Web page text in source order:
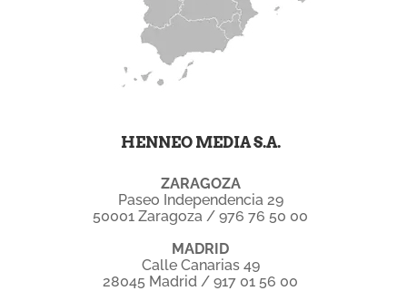
HENNEO MEDIA S.A.
ZARAGOZA
Paseo Independencia 29
50001 Zaragoza / 976 76 50 00
MADRID
Calle Canarias 49
28045 Madrid / 917 01 56 00